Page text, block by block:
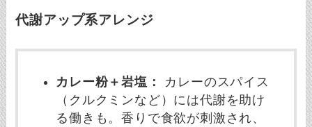
代謝アップ系アレンジ
カレー粉＋岩塩：
カレーのスパイス
（クルクミンなど）には代謝を助け
る働きも。香りで食欲が刺激され、